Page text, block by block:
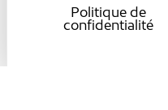
Accessibilité
Politique de
confidentialité